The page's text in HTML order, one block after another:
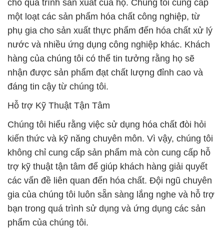
cho quá trình sản xuất của họ. Chúng tôi cung cấp
một loạt các sản phẩm hóa chất công nghiệp, từ
phụ gia cho sản xuất thực phẩm đến hóa chất xử lý
nước và nhiều ứng dụng công nghiệp khác. Khách
hàng của chúng tôi có thể tin tưởng rằng họ sẽ
nhận được sản phẩm đạt chất lượng đỉnh cao và
đáng tin cậy từ chúng tôi.
Hỗ trợ Kỹ Thuật Tận Tâm
Chúng tôi hiểu rằng việc sử dụng hóa chất đòi hỏi
kiến thức và kỹ năng chuyên môn. Vì vậy, chúng tôi
không chỉ cung cấp sản phẩm mà còn cung cấp hỗ
trợ kỹ thuật tận tâm để giúp khách hàng giải quyết
các vấn đề liên quan đến hóa chất. Đội ngũ chuyên
gia của chúng tôi luôn sẵn sàng lắng nghe và hỗ trợ
bạn trong quá trình sử dụng và ứng dụng các sản
phẩm của chúng tôi.